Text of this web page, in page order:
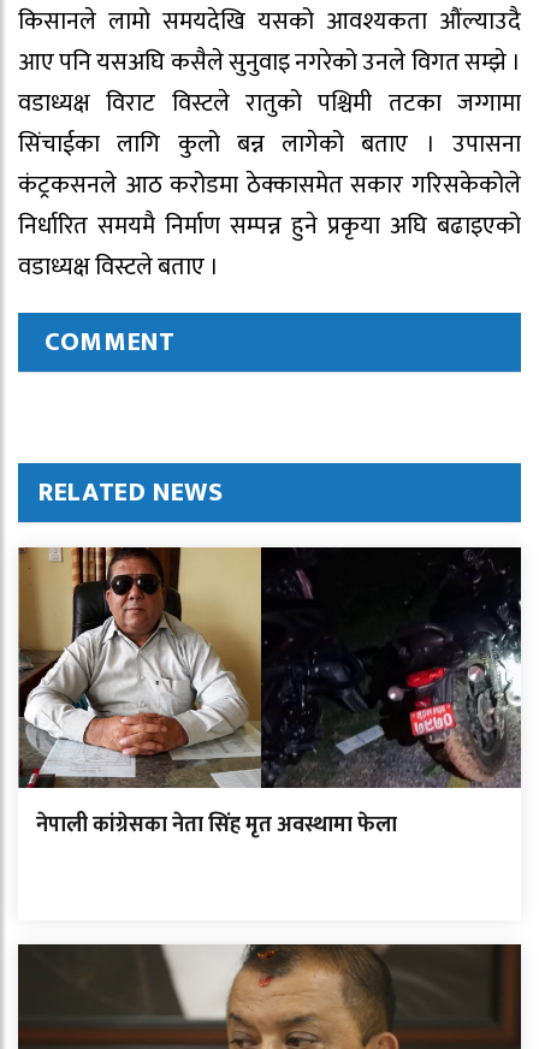
किसानले लामो समयदेखि यसको आवश्यकता औंल्याउदै
आए पनि यसअघि कसैले सुनुवाइ नगरेको उनले विगत सम्झे ।
वडाध्यक्ष विराट विस्टले रातुको पश्चिमी तटका जग्गामा
सिंचाईका लागि कुलो बन्न लागेको बताए । उपासना
कंट्रकसनले आठ करोडमा ठेक्कासमेत सकार गरिसकेकोले
निर्धारित समयमै निर्माण सम्पन्न हुने प्रकृया अघि बढाइएको
वडाध्यक्ष विस्टले बताए ।
COMMENT
RELATED NEWS
नेपाली कांग्रेसका नेता सिंह मृत अवस्थामा फेला